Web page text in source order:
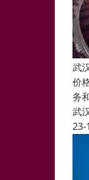
武
价
务
武
23-